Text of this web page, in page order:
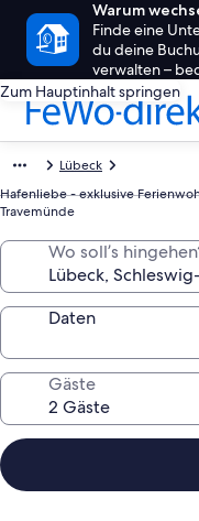
Warum
Finde eine
du deine
verwalten –
Zum Hauptinhalt springen
Lübeck
Hafenliebe - exklusive
Travemünde
Wo soll’s
Daten
Gäste